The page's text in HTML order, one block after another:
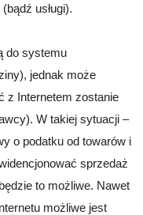
usługi).
do systemu
jednak może
z Internetem zostanie
W takiej sytuacji –
o podatku od towarów i
sprzedaż
to możliwe. Nawet
możliwe jest